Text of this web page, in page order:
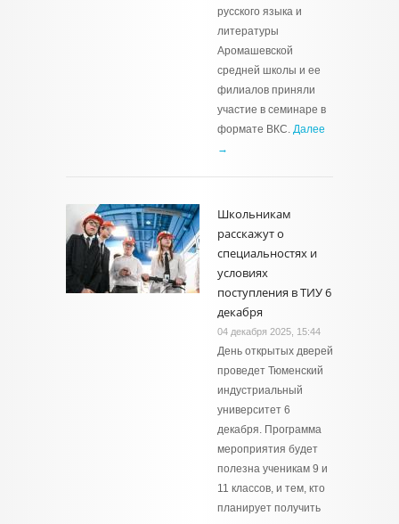
русского языка и
литературы
Аромашевской
средней школы и ее
филиалов приняли
участие в семинаре в
формате ВКС. Далее
→
Школьникам
расскажут о
специальностях и
условиях
поступления в ТИУ 6
декабря
04 декабря 2025, 15:44
День открытых дверей
проведет Тюменский
индустриальный
университет 6
декабря. Программа
мероприятия будет
полезна ученикам 9 и
11 классов, и тем, кто
планирует получить